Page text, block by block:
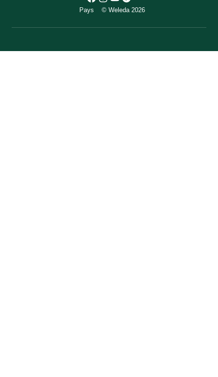
Pays © Weleda 2026